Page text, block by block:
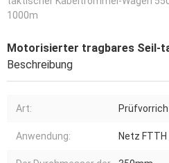
1000m
Motorisierter tragbares Seil-
Beschreibung
Art:
Anwendung: Netz